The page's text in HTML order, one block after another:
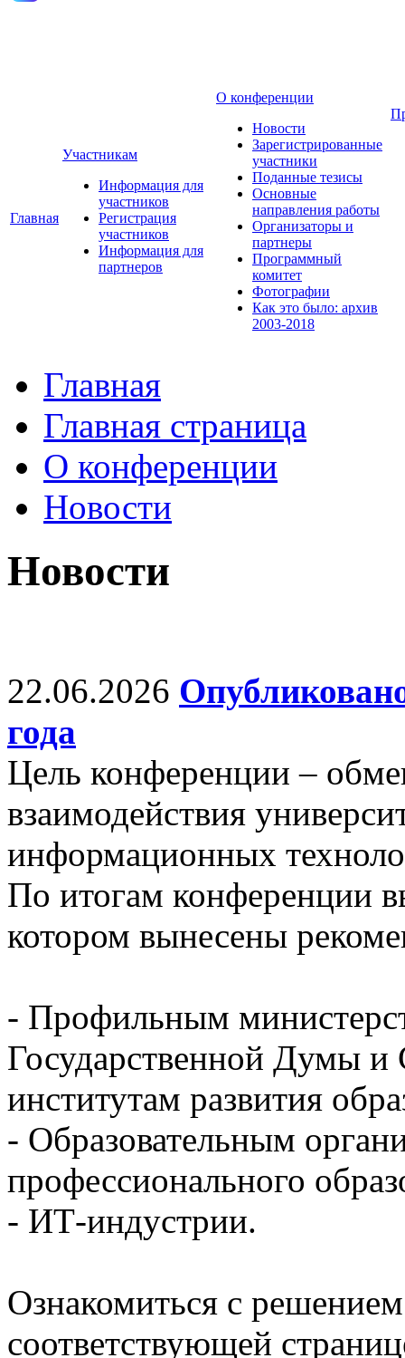
Главная
Участникам
Информация для
участников
Регистрация
участников
Информация для
партнеров
О конференции
Новости
Зарегистрированные
участники
Поданные тезисы
Основные
направления работы
Организаторы и
партнеры
Программный
комитет
Фотографии
Как это было: архив
2003-2018
Главная
Главная страница
О конференции
Новости
Новости
22.06.2026
года
Цель конференции –
взаимодействия
информационных
По итогам конференции
котором вынесены
- Профильным
Государственной Думы
институтам развития
- Образовательным
профессионального
- ИТ-индустрии.
Ознакомиться с
соответствующей